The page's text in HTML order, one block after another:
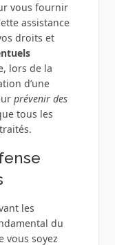
vous fournir
assistance
droits et
lors de la
d’une
prévenir des
tous les
les
du
vous soyez